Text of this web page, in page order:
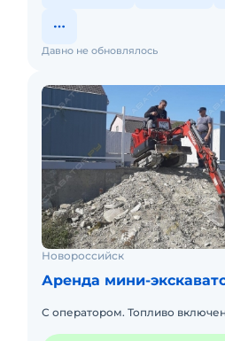
Давно не обновлялось
Новороссийск
Аренда мини-
С оператором. Топливо